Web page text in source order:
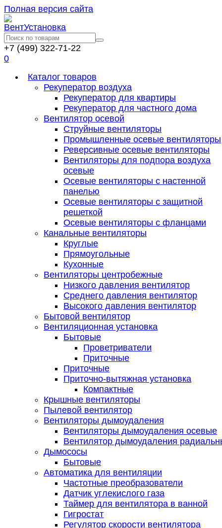
Полная версия сайта
+7 (499) 322-71-22
0
Каталог товаров
Рекуператор воздуха
Рекуператор для квартиры
Рекуператор для частного дома
Вентилятор осевой
Струйные вентиляторы
Промышленные осевые вентиляторы
Реверсивные осевые вентиляторы
Вентиляторы для подпора воздуха
осевые
Осевые вентиляторы с настенной
панелью
Осевые вентиляторы с защитной
решеткой
Осевые вентиляторы с фланцами
Канальные вентиляторы
Круглые
Прямоугольные
Кухонные
Вентиляторы центробежные
Низкого давления вентилятор
Среднего давления вентилятор
Высокого давления вентилятор
Бытовой вентилятор
Вентиляционная установка
Бытовые
Проветриватели
Приточные
Приточные
Приточно-вытяжная установка
Компактные
Крышные вентиляторы
Пылевой вентилятор
Вентиляторы дымоудаления
Вентиляторы дымоудаления осевые
Вентилятор дымоудаления
Дымососы
Бытовые
Автоматика для вентиляции
Частотные преобразователи
Датчик углекислого газа
Таймер для вентилятора в ванной
Гигростат
Регулятор скорости вентилятора